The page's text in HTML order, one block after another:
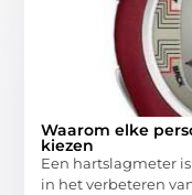
Waarom elke
kiezen
Een hartslagmeter
in het verbeteren